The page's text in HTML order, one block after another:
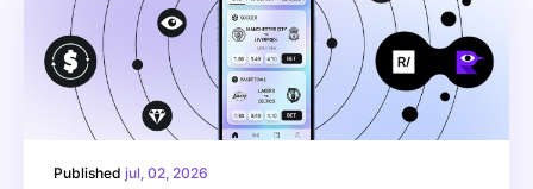
Published jul, 02, 2026